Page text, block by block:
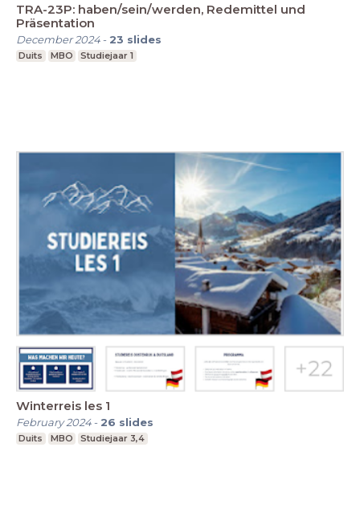
TRA-23P: haben/sein/werden, Redemittel und
Präsentation
December 2024- 23 slides
Duits MBO Studiejaar 1
Winterreis les 1
February 2024- 26 slides
Duits MBO Studiejaar 3,4